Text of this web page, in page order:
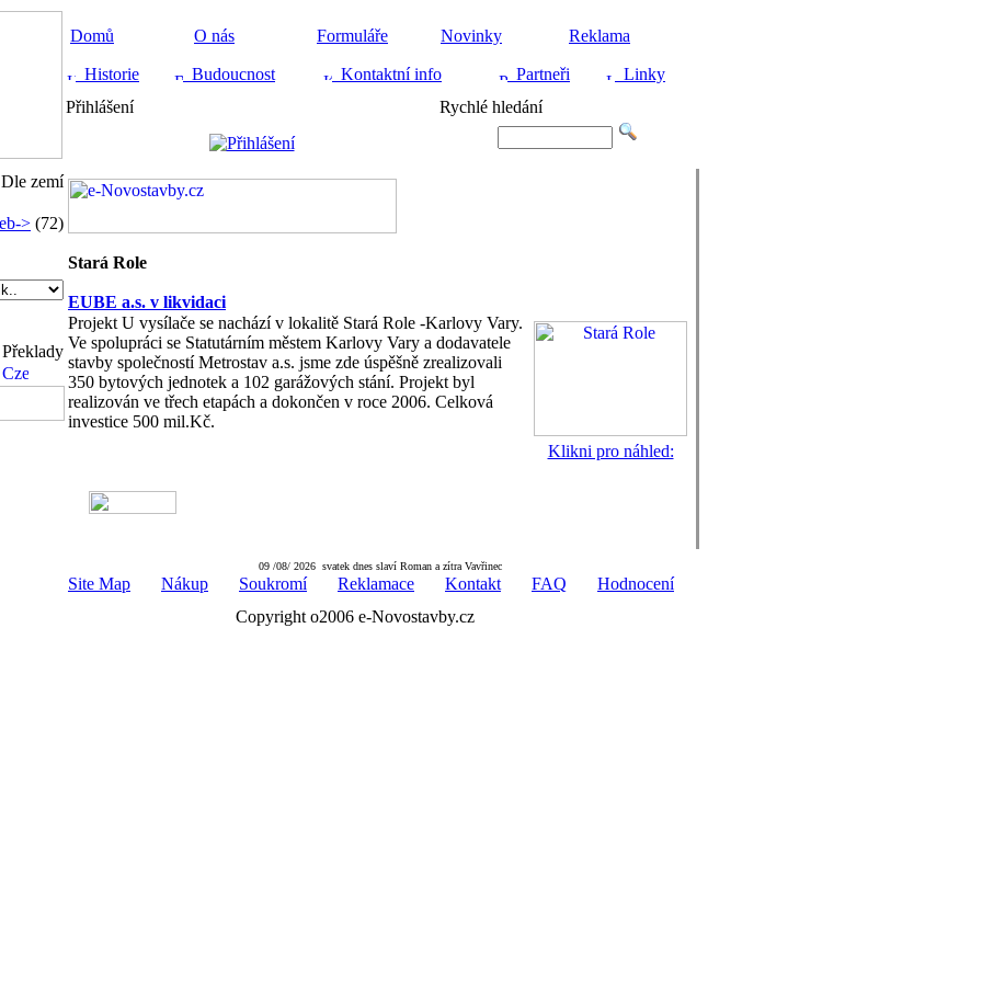
Domů O nás Formuláře Novinky Reklama
Historie Budoucnost Kontaktní info Partneři
Linky
Přihlášení
Rychlé hledání
Dle zemí
> (72)
Překlady
Stará Role
EUBE a.s. v likvidaci
Klikni pro náhled:
Projekt U vysílače se nachází v lokalitě Stará Role -Karlovy Vary.
Ve spolupráci se Statutárním městem Karlovy Vary a dodavatele
stavby společností Metrostav a.s. jsme zde úspěšně zrealizovali
350 bytových jednotek a 102 garážových stání. Projekt byl
realizován ve třech etapách a dokončen v roce 2006. Celková
investice 500 mil.Kč.
09 /08/ 2026 svatek dnes slaví Roman a zítra Vavřinec
Site Map Nákup Soukromí Reklamace Kontakt FAQ
Hodnocení
Copyright o2006 e-Novostavby.cz